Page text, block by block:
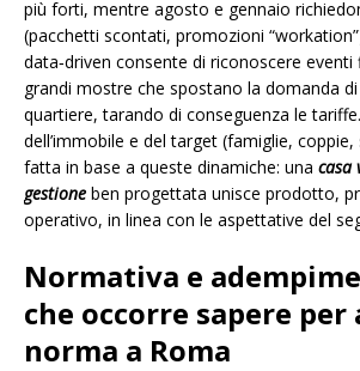
più forti, mentre agosto e gennaio
(pacchetti scontati, promozioni
data‑driven consente di riconoscere
grandi mostre che spostano la domanda
quartiere, tarando di conseguenza le
dell’immobile e del target (famiglie,
fatta in base a queste dinamiche: una casa
gestione ben progettata unisce prodotto,
operativo, in linea con le aspettative del
Normativa e
che occorre sapere
norma a Roma